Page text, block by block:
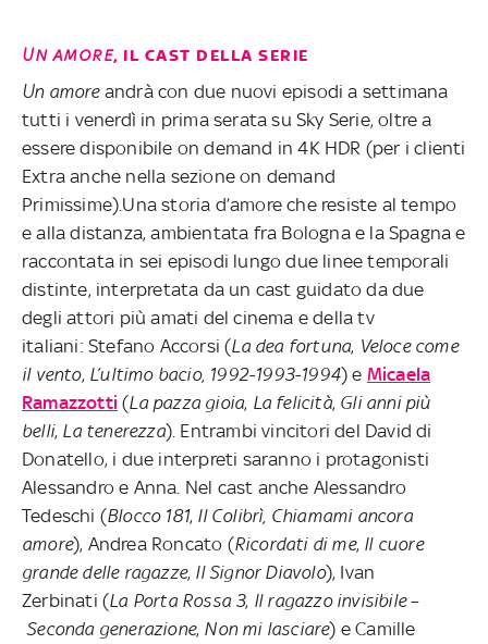
UN AMORE, IL CAST DELLA SERIE
Un amoreandrà con due nuovi episodi a settimana
tutti i venerdì in prima serata su Sky Serie, oltre a
essere disponibile on demand in 4K HDR (per i clienti
Extra anche nella sezione on demand
Primissime).Una storia d’amore che resiste al tempo
e alla distanza, ambientata fra Bologna e la Spagna e
raccontata in sei episodi lungo due linee temporali
distinte, interpretata da un cast guidato da due
degli attori più amati del cinema e della tv
italiani: Stefano Accorsi (La dea fortuna, Veloce come
il vento, L’ultimo bacio, 1992-1993-1994) e Micaela
Ramazzotti (La pazza gioia, La felicità, Gli anni più
belli, La tenerezza). Entrambi vincitori del David di
Donatello, i due interpreti saranno i protagonisti
Alessandro e Anna. Nel cast anche Alessandro
Tedeschi (Blocco 181, Il Colibrì, Chiamami ancora
amore), Andrea Roncato (Ricordati di me, Il cuore
grande delle ragazze, Il Signor Diavolo), Ivan
Zerbinati (La Porta Rossa 3, Il ragazzo invisibile–
Seconda generazione, Non mi lasciare) e Camille